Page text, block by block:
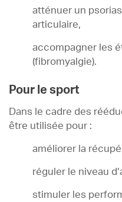
atténuer un
articulaire,
accompagner les
(fibromyalgie).
Pour le sport
Dans le cadre des
être utilisée pour :
améliorer la
réguler le niveau
stimuler les